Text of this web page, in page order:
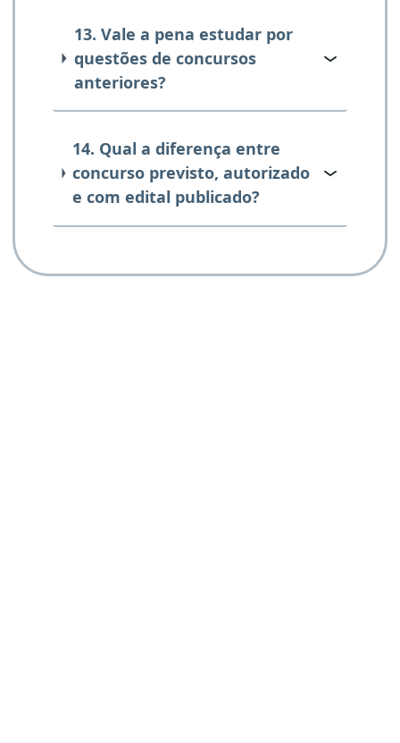
13. Vale a pena estudar por
questões de concursos
anteriores?
14. Qual a diferença entre
concurso previsto, autorizado
e com edital publicado?